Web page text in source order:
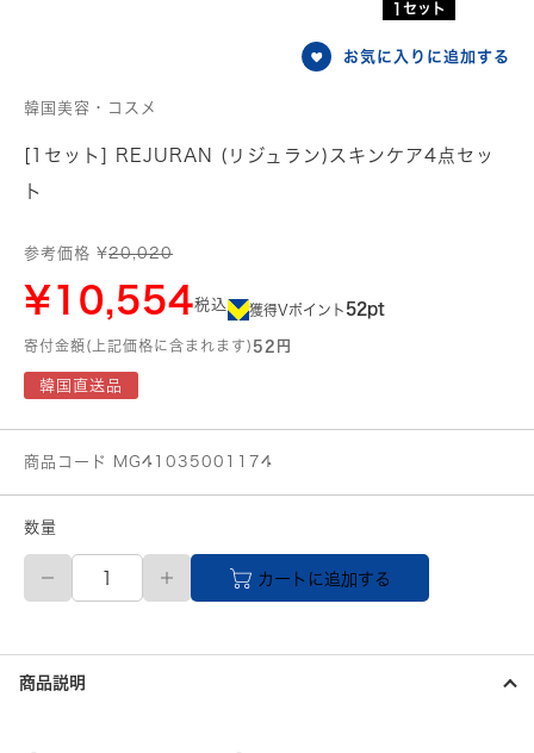
1セット
お気に入りに追加する
韓国美容・コスメ
[1セット] REJURAN (リジュラン)スキンケア4点セッ
ト
参考価格 ¥20,020
¥10,554税込 獲得Vポイント 52pt
寄付金額(上記価格に含まれます) 52円
韓国直送品
商品コード MG41035001174
数量
REJURAN
ジ
ラ
ン)
ス
カートに追加する
商品説明